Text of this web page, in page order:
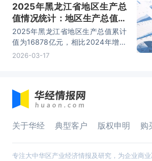
2025年黑龙江省地区生产总
值情况统计：地区生产总值累
计值16878亿元，位列全国第
25名
2025年黑龙江省地区生产总值累计
值为16878亿元，相比2024年增加
了401亿元，地区生产总值指数为
2026-03-17
关于华经 典型客户 版权申明 购
专注大中华区产业经济情报及研究，为企业商